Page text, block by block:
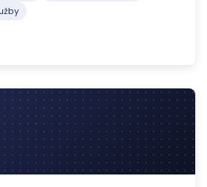
prezentaci firem, produktů a